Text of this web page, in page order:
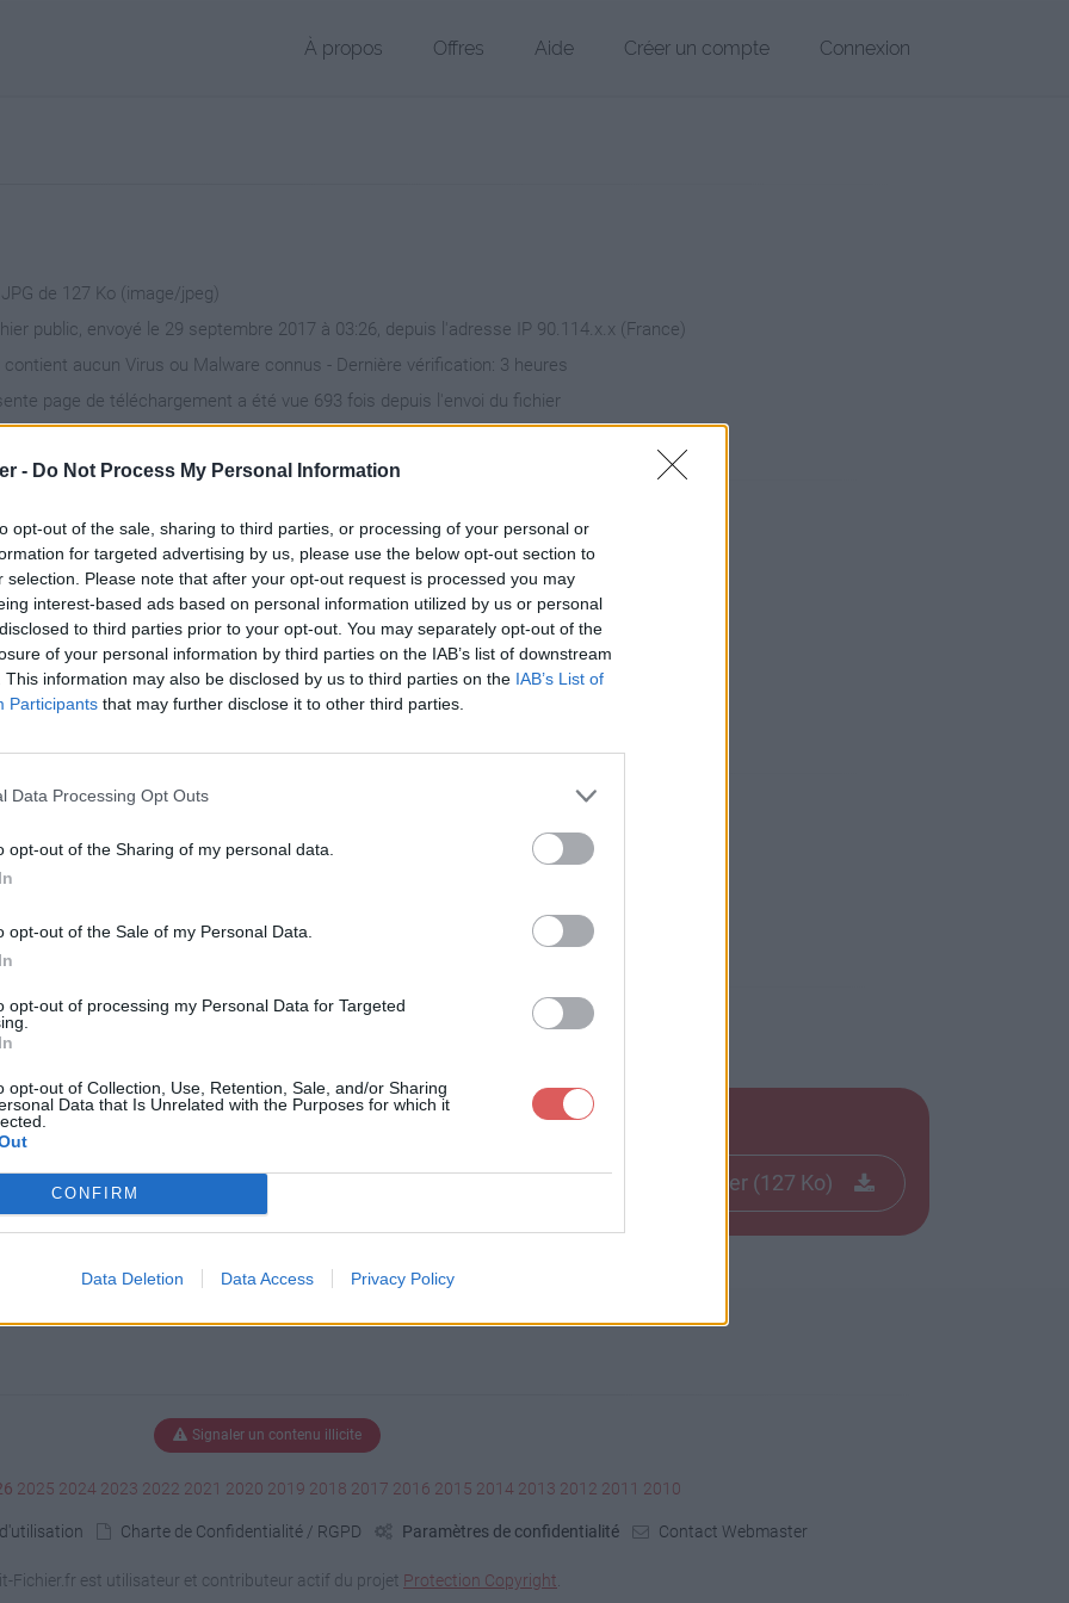
- Do Not Process My Personal Information
opt-out of the sale, sharing to third parties, or processing of your personal or
for targeted advertising by us, please use the below opt-out section to
selection. Please note that after your opt-out request is processed you may
interest-based ads based on personal information utilized by us or personal
to third parties prior to your opt-out. You may separately opt-out of the
of your personal information by third parties on the IAB’s list of downstream
This information may also be disclosed by us to third parties on the IAB’s List of
Participants that may further disclose it to other third parties.
Data Processing Opt Outs
opt-out of the Sharing of my personal data.
opt-out of the Sale of my Personal Data.
opt-out of processing my Personal Data for Targeted
opt-out of Collection, Use, Retention, Sale, and/or Sharing
Data that Is Unrelated with the Purposes for which it
CONFIRM
Data Deletion Data Access Privacy Policy
À propos Offres Aide Créer un compte Connexion
de 127 Ko (image/jpeg)
public, envoyé le 29 septembre 2017 à 03:26, depuis l'adresse IP 90.114.x.x (France)
contient aucun Virus ou Malware connus - Dernière vérification: 3 heures
page de téléchargement a été vue 693 fois depuis l'envoi du fichier
3.JPG sur le Web et les réseaux sociaux:
bleu 3.JPG
Télécharger le fichier (127 Ko)
Signaler un contenu illicite
2025 2024 2023 2022 2021 2020 2019 2018 2017 2016 2015 2014 2013 2012 2011 2010
Charte de Confidentialité / RGPD Paramètres de confidentialité Contact Webmaster
Fichier.fr est utilisateur et contributeur actif du projet Protection Copyright